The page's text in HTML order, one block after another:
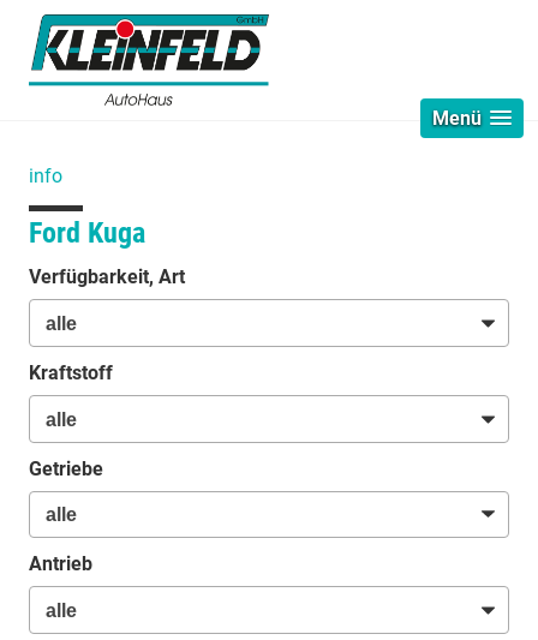
Menü
info
Ford Kuga
Verfügbarkeit, Art
Kraftstoff
Getriebe
Antrieb